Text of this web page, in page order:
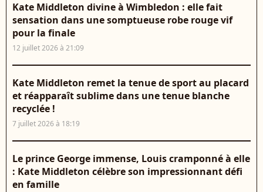
Kate Middleton divine à Wimbledon : elle fait
sensation dans une somptueuse robe rouge vif
pour la finale
12 juillet 2026 à 21:09
Kate Middleton remet la tenue de sport au placard
et réapparaît sublime dans une tenue blanche
recyclée !
7 juillet 2026 à 18:19
Le prince George immense, Louis cramponné à elle
: Kate Middleton célèbre son impressionnant défi
en famille